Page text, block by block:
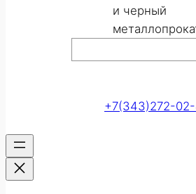
и черный
+7(343)272-